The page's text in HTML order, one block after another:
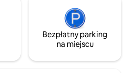
Bezpłatny parking
na miejscu